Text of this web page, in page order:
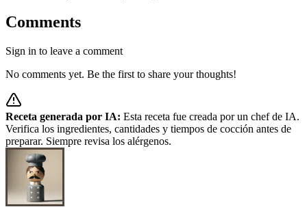
Comments
Sign in to leave a comment
No comments yet. Be the first to share your thoughts!
Receta generada por IA: Esta receta fue creada por un chef de IA.
Verifica los ingredientes, cantidades y tiempos de cocción antes de
preparar. Siempre revisa los alérgenos.